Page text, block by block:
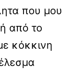
που μου
από το
κόκκινη